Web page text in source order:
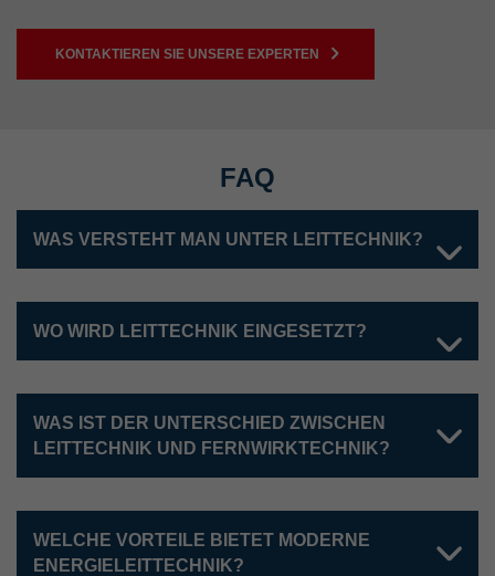
KONTAKTIEREN SIE UNSERE EXPERTEN
FAQ
WAS VERSTEHT MAN UNTER LEITTECHNIK?
WO WIRD LEITTECHNIK EINGESETZT?
WAS IST DER UNTERSCHIED ZWISCHEN
LEITTECHNIK UND FERNWIRKTECHNIK?
WELCHE VORTEILE BIETET MODERNE
ENERGIELEITTECHNIK?